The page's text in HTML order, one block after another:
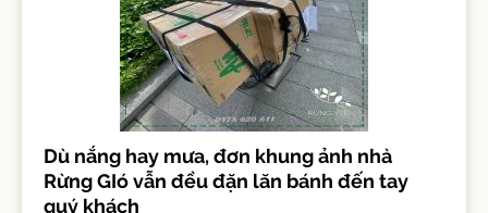
Dù nắng hay mưa, đơn khung ảnh nhà
Rừng GIó vẫn đều đặn lăn bánh đến tay
quý khách